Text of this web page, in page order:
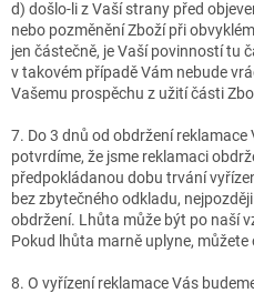
d) došlo-li z Vaší strany před
nebo pozměnění Zboží při
jen částečně, je Vaší povinností tu
v takovém případě Vám nebude
Vašemu prospěchu z užití části
7. Do 3 dnů od obdržení
potvrdíme, že jsme reklamaci
předpokládanou dobu trvání
bez zbytečného odkladu,
obdržení. Lhůta může být po naší
Pokud lhůta marně uplyne,
8. O vyřízení reklamace Vás